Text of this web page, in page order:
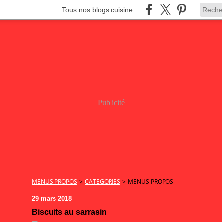
Tous nos blogs cuisine
Publicité
MENUS PROPOS > CATEGORIES > MENUS PROPOS
29 mars 2018
Biscuits au sarrasin